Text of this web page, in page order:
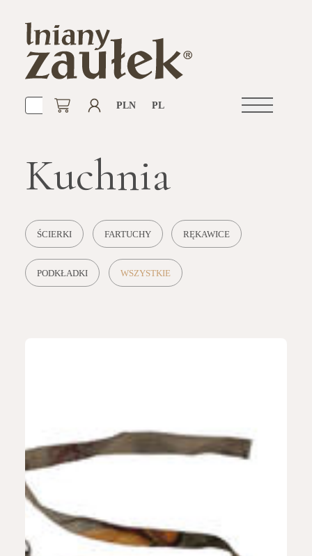
Otwórz
PLN PL
Kuchnia
ŚCIERKI FARTUCHY RĘKAWICE
PODKŁADKI WSZYSTKIE